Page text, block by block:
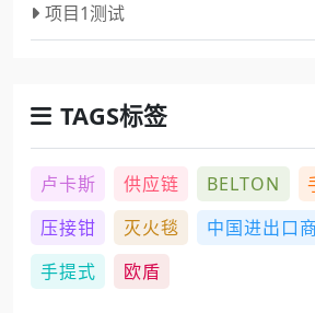
项目1测试
TAGS标签
卢卡斯 供应链 BELTON
压接钳
灭火毯
中国进出口
手提式
欧盾